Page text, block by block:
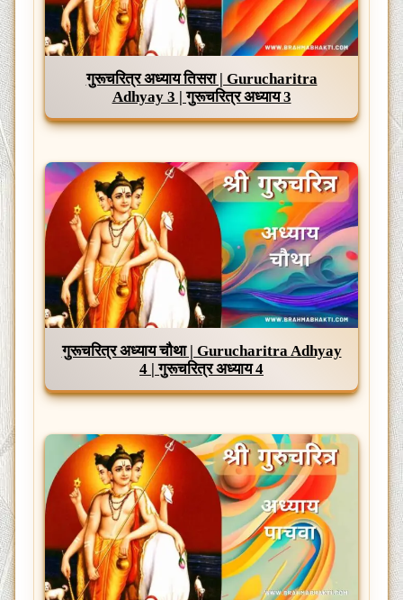
गुरूचरित्र अध्याय तिसरा | Gurucharitra
Adhyay 3 | गुरूचरित्र अध्याय 3
गुरूचरित्र अध्याय चौथा | Gurucharitra Adhyay
4 | गुरूचरित्र अध्याय 4